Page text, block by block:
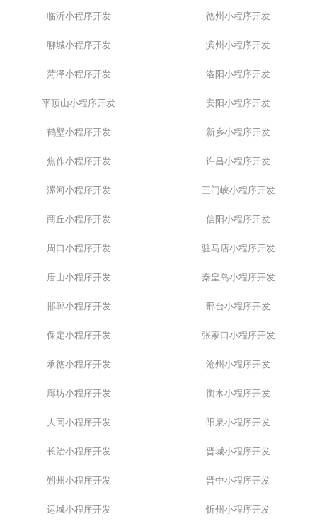
临沂小程序开发 德州小程序开发
聊城小程序开发 滨州小程序开发
菏泽小程序开发 洛阳小程序开发
平顶山小程序开发 安阳小程序开发
鹤壁小程序开发 新乡小程序开发
焦作小程序开发 许昌小程序开发
漯河小程序开发 三门峡小程序开发
商丘小程序开发 信阳小程序开发
周口小程序开发 驻马店小程序开发
唐山小程序开发 秦皇岛小程序开发
邯郸小程序开发 邢台小程序开发
保定小程序开发 张家口小程序开发
承德小程序开发 沧州小程序开发
廊坊小程序开发 衡水小程序开发
大同小程序开发 阳泉小程序开发
长治小程序开发 晋城小程序开发
朔州小程序开发 晋中小程序开发
运城小程序开发 忻州小程序开发